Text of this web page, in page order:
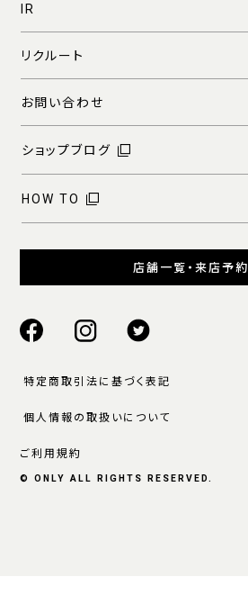
IR
リクルート
お問い合わせ
ショップブログ
HOW TO
店舗一覧・来店予約
特定商取引法に基づく表記
個人情報の取扱いについて
ご利用規約
© ONLY ALL RIGHTS RESERVED.